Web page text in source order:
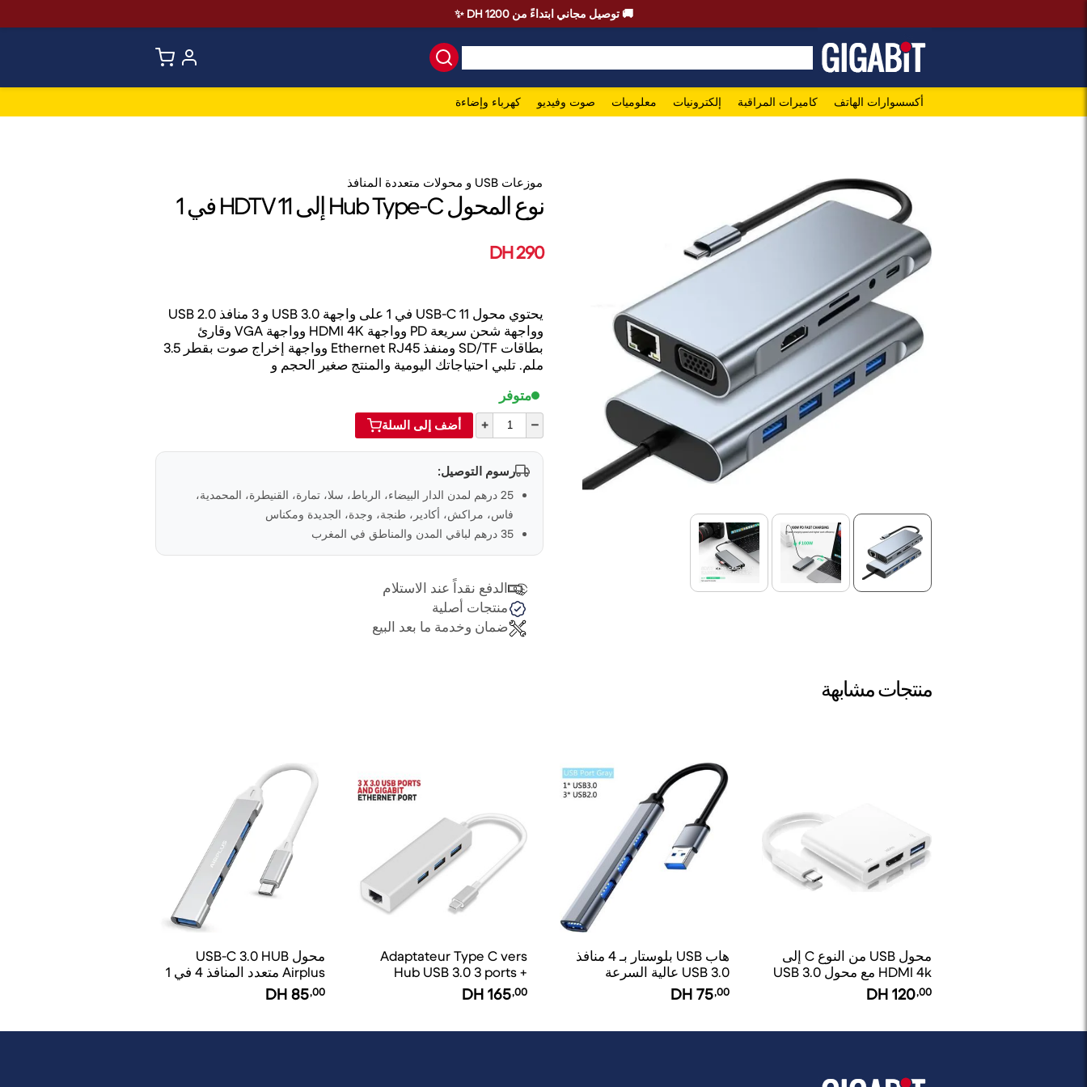
🚚 توصيل مجاني ابتداءً من 1200 DH ✨
أكسسوارات الهاتف كاميرات المراقبة إلكترونيات معلوميات صوت وفيديو كهرباء وإضاءة
موزعات USB و محولات متعددة المنافذ
نوع المحول Hub Type-C إلى HDTV 11 في 1
290 DH
يحتوي محول USB-C 11 في 1 على واجهة USB 3.0 و 3 منافذ USB 2.0
وواجهة شحن سريعة PD وواجهة HDMI 4K وواجهة VGA وقارئ
بطاقات SD/TF ومنفذ Ethernet RJ45 وواجهة إخراج صوت بقطر 3.5
ملم. تلبي احتياجاتك اليومية والمنتج صغير الحجم و
متوفر
–
+ أضف إلى السلة
رسوم التوصيل:
25 درهم لمدن الدار البيضاء، الرباط، سلا، تمارة، القنيطرة، المحمدية،
فاس، مراكش، أكادير، طنجة، وجدة، الجديدة ومكناس
35 درهم لباقي المدن والمناطق في المغرب
الدفع نقداً عند الاستلام
منتجات أصلية
ضمان وخدمة ما بعد البيع
منتجات مشابهة
محول USB من النوع C إلى
HDMI 4k مع محول USB 3.0
Hub لجهاز MacBook Pro120,00
هاب USB بلوستار بـ 4 منافذ
USB 3.0 عالية السرعة
75,00
Adaptateur Type C vers
Hub USB 3.0 3 ports +
Ethernet réseau RJ45 -
Boîtier aluminium USB
165,00
محول USB-C 3.0 HUB
Airplus متعدد المنافذ 4 في 1
85,00